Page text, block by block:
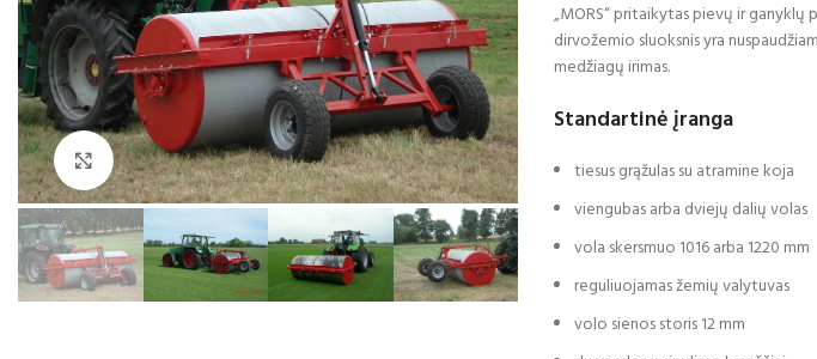
Click to enlarge
„MORS“ pritaikytas pievų ir
dirvožemio sluoksnis yra
medžiagų irimas.
Standartinė įranga
tiesus grąžulas su atramine koja
viengubas arba dviejų dalių volas
vola skersmuo 1016 arba 1220 mm
reguliuojamas žemių valytuvas
volo sienos storis 12 mm